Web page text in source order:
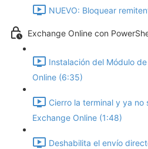
NUEVO: Bloquear
Exchange Online con
Instalación del Módulo
Online (6:35)
Cierro la terminal y ya
Exchange Online (1:48)
Deshabilita el envío